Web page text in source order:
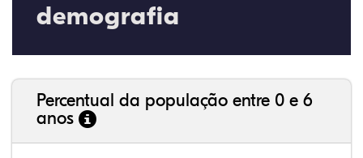
demografia
Percentual da população entre 0 e 6
anos